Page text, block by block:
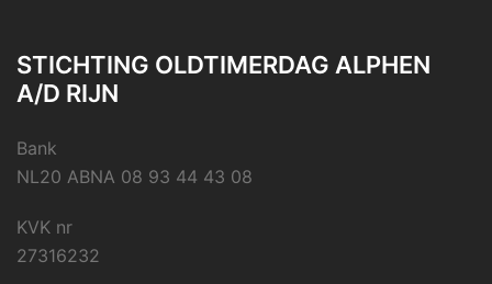
STICHTING OLDTIMERDAG ALPHEN
A/D RIJN
Bank
NL20 ABNA 08 93 44 43 08
KVK nr
27316232